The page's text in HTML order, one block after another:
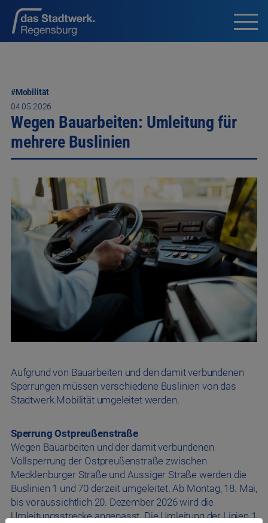
#Mobilität
04.05.2026
Wegen Bauarbeiten: Umleitung für
mehrere Buslinien
Aufgrund von Bauarbeiten und den damit verbundenen
Sperrungen müssen verschiedene Buslinien von das
Stadtwerk.Mobilität umgeleitet werden.
Sperrung Ostpreußenstraße
Wegen Bauarbeiten und der damit verbundenen
Vollsperrung der Ostpreußenstraße zwischen
Mecklenburger Straße und Aussiger Straße werden die
Buslinien 1 und 70 derzeit umgeleitet. Ab Montag, 18. Mai,
bis voraussichtlich 20. Dezember 2026 wird die
Umleitungsstrecke angepasst. Die Umleitung der Linien 1